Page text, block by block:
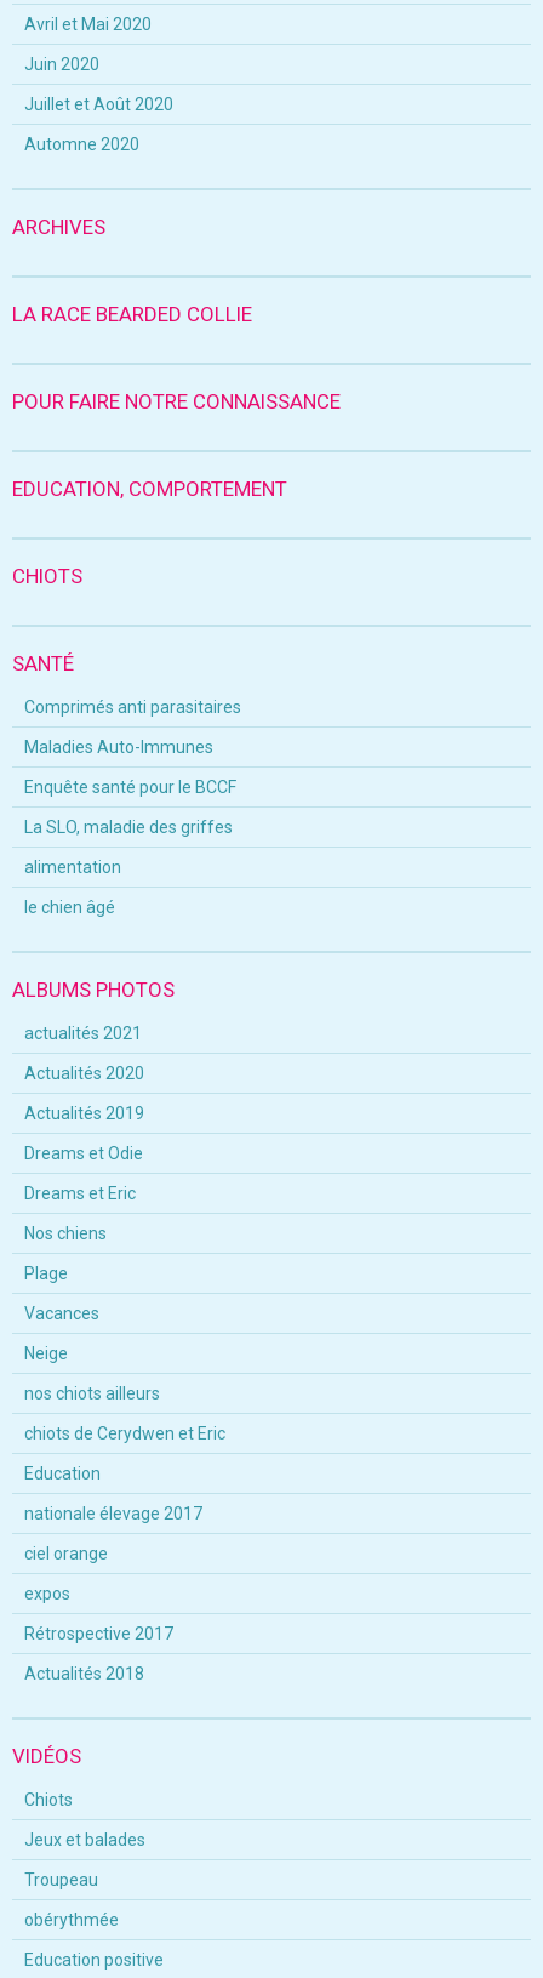
Avril et Mai 2020
Juin 2020
Juillet et Août 2020
Automne 2020
ARCHIVES
LA RACE BEARDED COLLIE
POUR FAIRE NOTRE CONNAISSANCE
EDUCATION, COMPORTEMENT
CHIOTS
SANTÉ
Comprimés anti parasitaires
Maladies Auto-Immunes
Enquête santé pour le BCCF
La SLO, maladie des griffes
alimentation
le chien âgé
ALBUMS PHOTOS
actualités 2021
Actualités 2020
Actualités 2019
Dreams et Odie
Dreams et Eric
Nos chiens
Plage
Vacances
Neige
nos chiots ailleurs
chiots de Cerydwen et Eric
Education
nationale élevage 2017
ciel orange
expos
Rétrospective 2017
Actualités 2018
VIDÉOS
Chiots
Jeux et balades
Troupeau
obérythmée
Education positive